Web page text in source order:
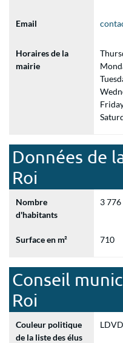
Email
Horaires de la
mairie
Données de
Roi
Nombre
d'habitants
3 776
Surface en m² 710
Conseil
Roi
Couleur politique
de la liste des élus